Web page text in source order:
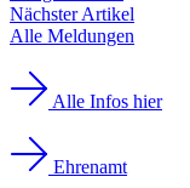
Nächster Artikel
Alle Meldungen
Alle Infos hier
Ehrenamt